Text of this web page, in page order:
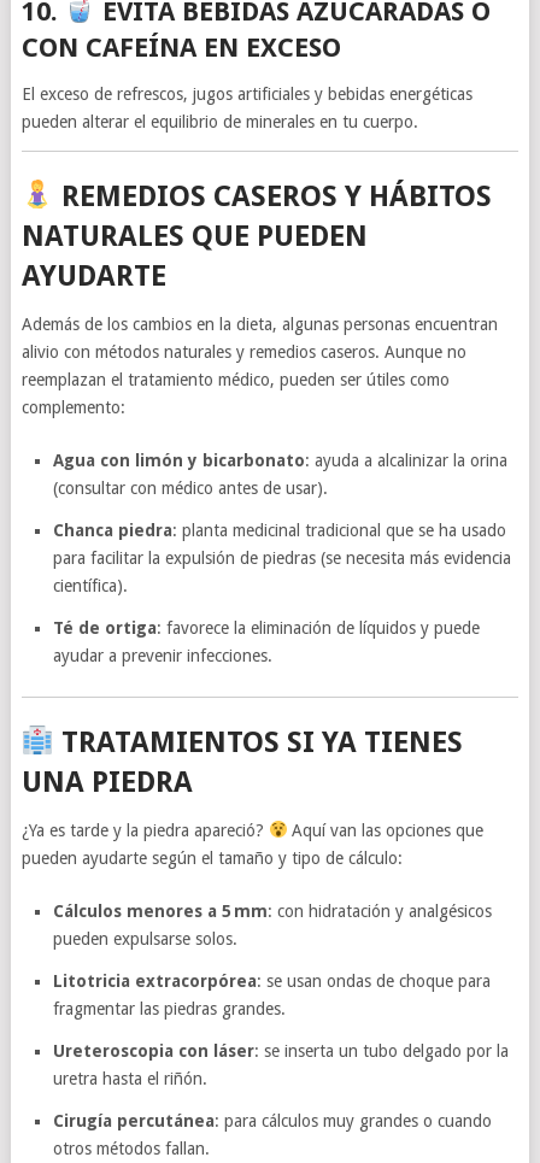
10.
EVITA BEBIDAS AZUCARADAS O
CON CAFEÍNA EN EXCESO
El exceso de refrescos, jugos artificiales y bebidas energéticas
pueden alterar el equilibrio de minerales en tu cuerpo.
REMEDIOS CASEROS Y HÁBITOS
NATURALES QUE PUEDEN
AYUDARTE
Además de los cambios en la dieta, algunas personas encuentran
alivio con métodos naturales y remedios caseros. Aunque no
reemplazan el tratamiento médico, pueden ser útiles como
complemento:
Agua con limón y bicarbonato: ayuda a alcalinizar la orina
(consultar con médico antes de usar).
Chanca piedra: planta medicinal tradicional que se ha usado
para facilitar la expulsión de piedras (se necesita más evidencia
científica).
Té de ortiga: favorece la eliminación de líquidos y puede
ayudar a prevenir infecciones.
TRATAMIENTOS SI YA TIENES
UNA PIEDRA
¿Ya es tarde y la piedra apareció?
Aquí van las opciones que
pueden ayudarte según el tamaño y tipo de cálculo:
Cálculos menores a 5 mm: con hidratación y analgésicos
pueden expulsarse solos.
Litotricia extracorpórea: se usan ondas de choque para
fragmentar las piedras grandes.
Ureteroscopia con láser: se inserta un tubo delgado por la
uretra hasta el riñón.
Cirugía percutánea: para cálculos muy grandes o cuando
otros métodos fallan.